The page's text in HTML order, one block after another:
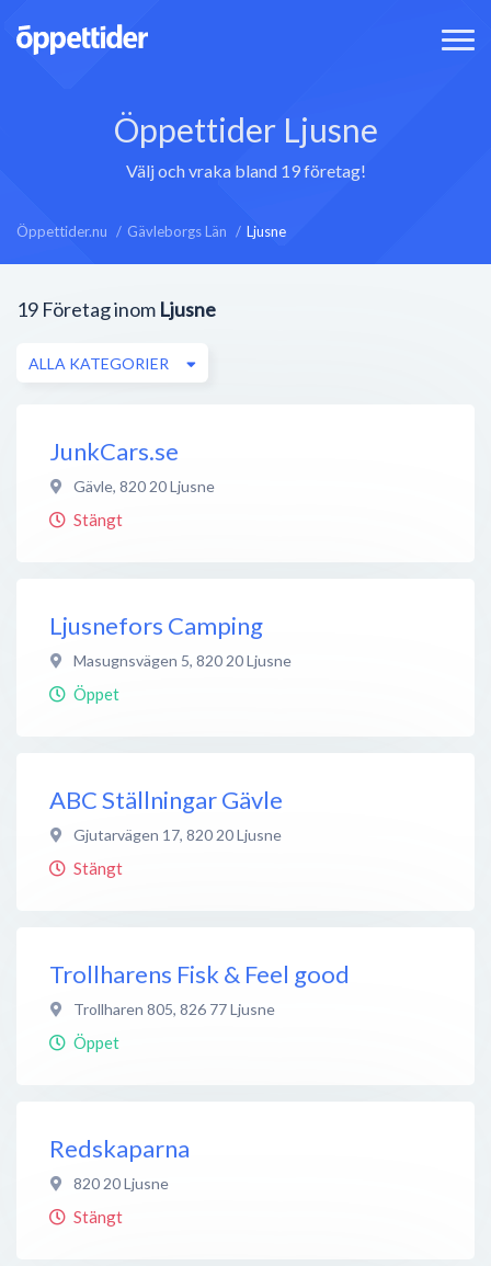
Öppettider Ljusne
Välj och vraka bland 19 företag!
Öppettider.nu Gävleborgs Län Ljusne
19 Företag inom Ljusne
ALLA KATEGORIER
JunkCars.se
Gävle, 820 20Ljusne
Stängt
Ljusnefors Camping
Masugnsvägen 5, 820 20Ljusne
Öppet
ABC Ställningar Gävle
Gjutarvägen 17, 820 20Ljusne
Stängt
Trollharens Fisk & Feel good
Trollharen 805, 826 77Ljusne
Öppet
Redskaparna
820 20Ljusne
Stängt